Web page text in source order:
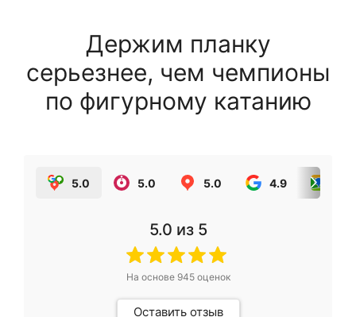
Держим планку
серьезнее, чем чемпионы
по фигурному катанию
5.0 5.0 5.0 4.9
5.0 из 5
На основе 945оценок
Оставить отзыв